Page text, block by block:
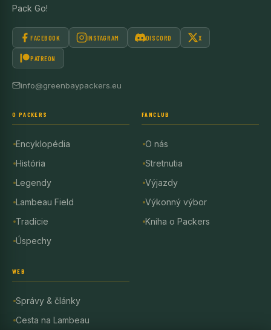
Pack Go!
FACEBOOK INSTAGRAM DISCORD X
PATREON
info@greenbaypackers.eu
O PACKERS
Encyklopédia
História
Legendy
Lambeau Field
Tradície
Úspechy
FANCLUB
O nás
Stretnutia
Výjazdy
Výkonný výbor
Kniha o Packers
WEB
Správy & články
Cesta na Lambeau